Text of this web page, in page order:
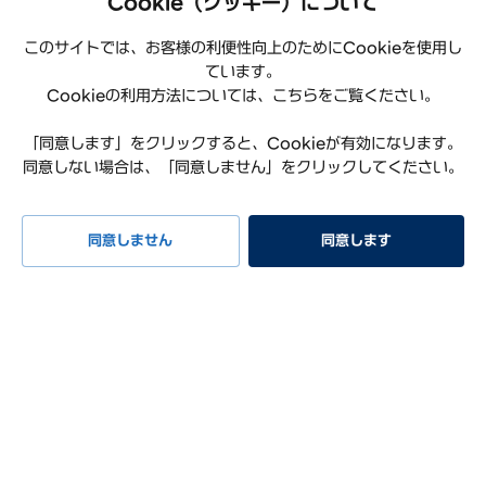
プライバシーポリシー
利用規約
よくある質問
リコール情報
お問い合わせ
このサイトでは、お客様の利便性向上のためにCookieを使用し
ています。
Cookieの利用方法については、こちらをご覧ください。
「同意します」をクリックすると、Cookieが有効になります。
同意しない場合は、「同意しません」をクリックしてください。
同意しません 同意します